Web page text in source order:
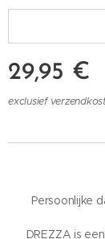
29,95 €
exclusief
Persoonlijke
DREZZA is